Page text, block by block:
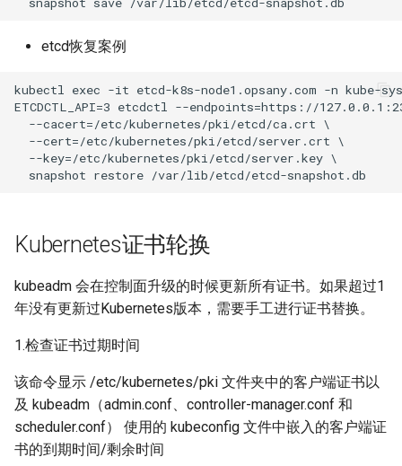
v1.5.1(20220606)
v1.4.2(20220418)
v1.4.1(20220322)
v1.3.6(20220128)
历史版本
etcd恢复案例
kubectl exec -it etcd-k8s-node1.opsany.com -n kube-
ETCDCTL_API=3 etcdctl --endpoints=https://
  --cacert=/etc/kubernetes/pki/etcd/ca.crt \
  --cert=/etc/kubernetes/pki/etcd/server.crt \
  --key=/etc/kubernetes/pki/etcd/server.key \
Kubernetes证书轮换
kubeadm 会在控制面升级的时候更新所有证书。如果超过1
年没有更新过Kubernetes版本，需要手工进行证书替换。
1.检查证书过期时间
该命令显示 /etc/kubernetes/pki 文件夹中的客户端证书以
及 kubeadm（admin.conf、controller-manager.conf 和
scheduler.conf） 使用的 kubeconfig 文件中嵌入的客户端证
书的到期时间/剩余时间